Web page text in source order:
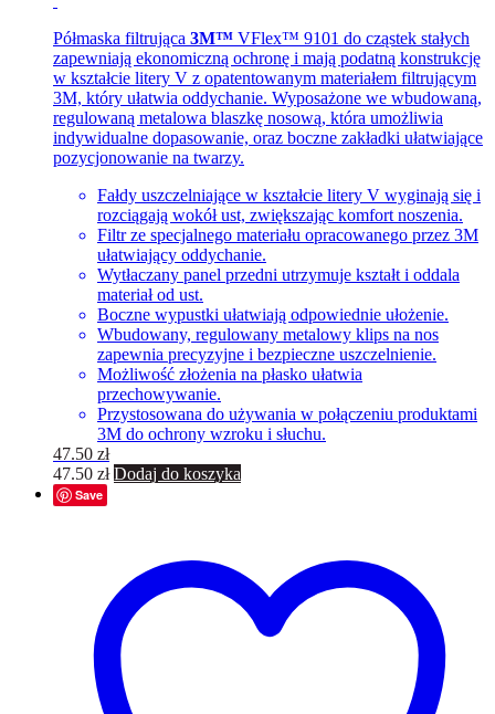
Półmaska filtrująca 3M™ VFlex™ 9101 do cząstek stałych
zapewniają ekonomiczną ochronę i mają podatną konstrukcję
w kształcie litery V z opatentowanym materiałem filtrującym
3M, który ułatwia oddychanie. Wyposażone we wbudowaną,
regulowaną metalowa blaszkę nosową, która umożliwia
indywidualne dopasowanie, oraz boczne zakładki ułatwiające
pozycjonowanie na twarzy.
Fałdy uszczelniające w kształcie litery V wyginają się i
rozciągają wokół ust, zwiększając komfort noszenia.
Filtr ze specjalnego materiału opracowanego przez 3M
ułatwiający oddychanie.
Wytłaczany panel przedni utrzymuje kształt i oddala
materiał od ust.
Boczne wypustki ułatwiają odpowiednie ułożenie.
Wbudowany, regulowany metalowy klips na nos
zapewnia precyzyjne i bezpieczne uszczelnienie.
Możliwość złożenia na płasko ułatwia
przechowywanie.
Przystosowana do używania w połączeniu produktami
3M do ochrony wzroku i słuchu.
47.50 zł
47.50 zł Dodaj do koszyka
Save